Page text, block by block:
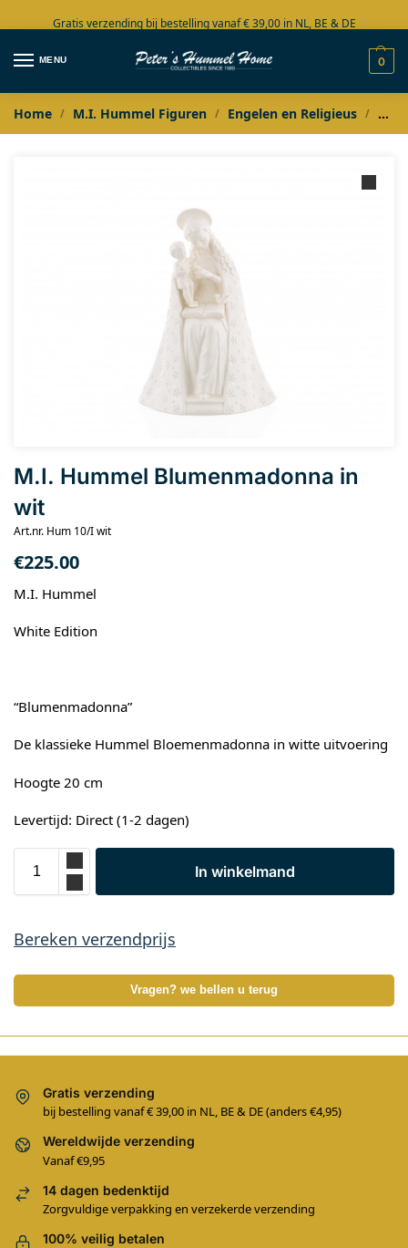
Gratis verzending bij bestelling vanaf € 39,00 in NL, BE & DE
Grote collectie in voorraad
MENU 0
Home / M.I. Hummel Figuren / Engelen en Religieus / M.I.
M.I. Hummel Blumenmadonna in
wit
Art.nr. Hum 10/I wit
€225.00
M.I. Hummel
White Edition
“Blumenmadonna”
De klassieke Hummel Bloemenmadonna in witte uitvoering
Hoogte 20 cm
Levertijd: Direct (1-2 dagen)
In winkelmand
Bereken verzendprijs
Vragen? we bellen u terug
Gratis verzending
bij bestelling vanaf € 39,00 in NL, BE & DE (anders €4,95)
Wereldwijde verzending
Vanaf €9,95
14 dagen bedenktijd
Zorgvuldige verpakking en verzekerde verzending
100% veilig betalen